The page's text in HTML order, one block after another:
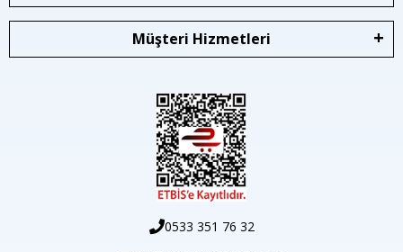
Müşteri Hizmetleri
0533 351 76 32